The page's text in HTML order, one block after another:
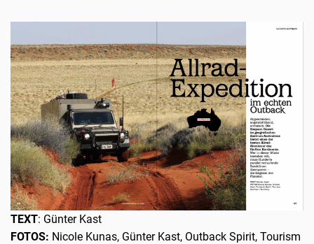
TEXT: Günter Kast
FOTOS: Nicole Kunas, Günter Kast, Outback Spirit, Tourism